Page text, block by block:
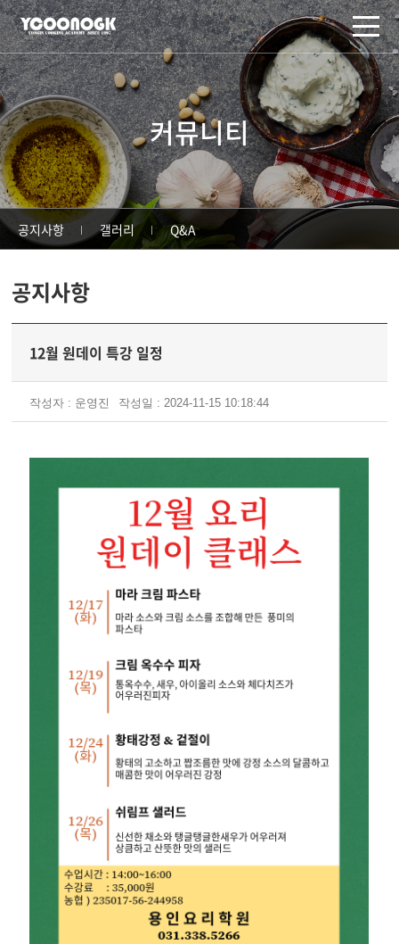
주메뉴 바로가기
컨텐츠 바로가기
커뮤니티
공지사항 갤러리 Q&A
공지사항
12월 원데이 특강 일정
작성자 : 운영진 작성일 : 2024-11-15 10:18:44